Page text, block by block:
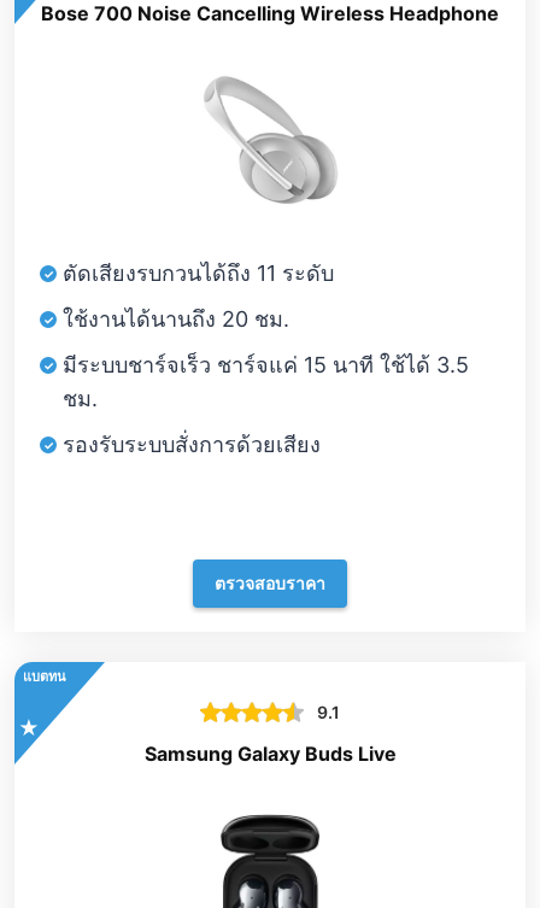
Bose 700 Noise Cancelling Wireless Headphone
ตัดเสียงรบกวนได้ถึง 11 ระดับ
ใช้งานได้นานถึง 20 ชม.
มีระบบชาร์จเร็ว ชาร์จแค่ 15 นาที ใช้ได้ 3.5
ชม.
รองรับระบบสั่งการด้วยเสียง
ตรวจสอบราคา
แบตทน
9.1
Samsung Galaxy Buds Live